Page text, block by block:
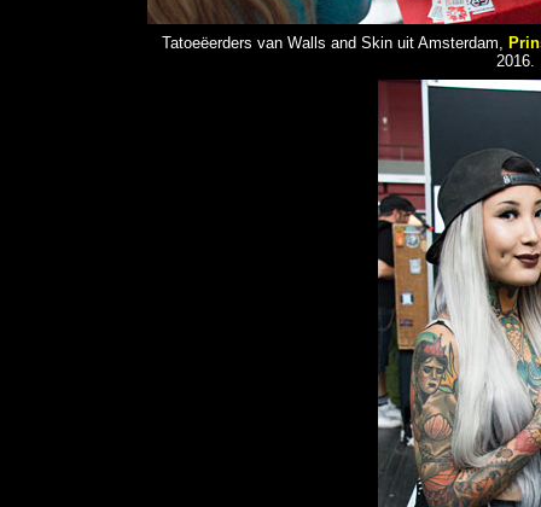
Tatoeëerders van Walls and Skin uit Amsterdam,